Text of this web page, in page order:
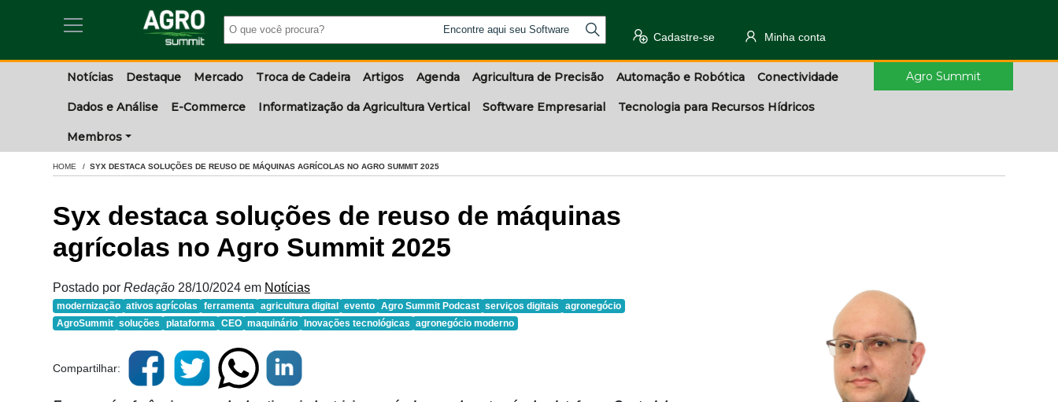
Encontre aqui seu Software
Cadastre-se Minha conta
Notícias Destaque Mercado Troca de Cadeira Artigos Agenda Agricultura de Precisão Automação e Robótica Conectividade
Dados e Análise E-Commerce Informatização da Agricultura Vertical Software Empresarial Tecnologia para Recursos Hídricos
Membros
Agro Summit
HOME SYX DESTACA SOLUÇÕES DE REUSO DE MÁQUINAS AGRÍCOLAS NO AGRO SUMMIT 2025
Syx destaca soluções de reuso de máquinas
agrícolas no Agro Summit 2025
Postado por Redação 28/10/2024 em Notícias
modernização ativos agrícolas ferramenta agricultura digital evento Agro Summit Podcast serviços digitais
agronegócio
AgroSummit soluções plataforma CEO maquinário Inovações tecnológicas agronegócio moderno
Compartilhar: